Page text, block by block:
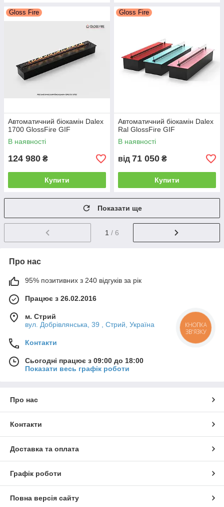
Gloss Fire
Автоматичний біокамін Dalex
1700 GlossFire GIF
В наявності
124 980 ₴
Купити
Gloss Fire
Автоматичний біокамін Dalex
Ral GlossFire GIF
В наявності
від 71 050 ₴
Купити
Показати ще
1 / 6
Про нас
95% позитивних з 240 відгуків за рік
Працює з 26.02.2016
м. Стрий
вул. Добрівлянська, 39 , Стрий, Україна
Контакти
Сьогодні працює з 09:00 до 18:00
Показати весь графік роботи
Про нас
Контакти
Доставка та оплата
Графік роботи
Повна версія сайту
КНОПКА
ЗВ'ЯЗКУ